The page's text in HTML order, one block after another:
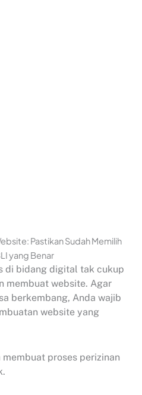
di bidang digital tak cukup
membuat website. Agar
berkembang, Anda wajib
website yang
proses perizinan